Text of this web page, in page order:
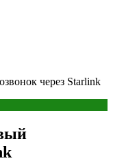
через Starlink